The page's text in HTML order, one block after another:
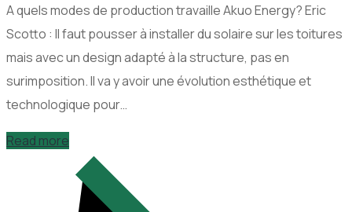
A quels modes de production travaille Akuo Energy? Eric
Scotto : Il faut pousser à installer du solaire sur les toitures
mais avec un design adapté à la structure, pas en
surimposition. Il va y avoir une évolution esthétique et
technologique pour…
Read more